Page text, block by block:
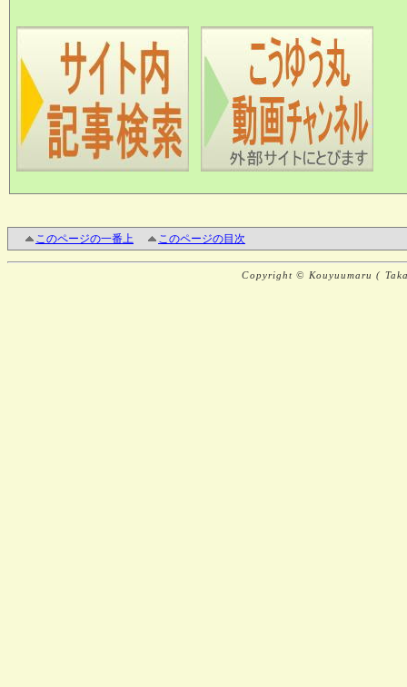
このページの一番上 このページの目次
Copyright © Kouyuumaru (